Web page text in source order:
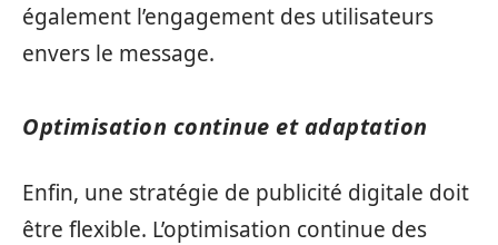
également l’engagement des utilisateurs
envers le message.
Optimisation continue et adaptation
Enfin, une stratégie de publicité digitale doit
être flexible. L’optimisation continue des